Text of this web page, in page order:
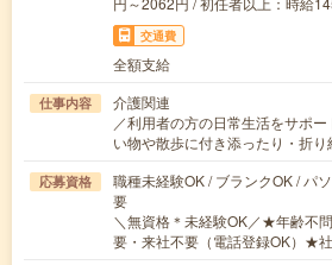
交通費
全額支給
仕事内容
介護関連
／利用者の方の日常生活をサポ
い物や散歩に付き添ったり・折
応募資格
職種未経験OK / ブランクOK / パ
要
＼無資格＊未経験OK／★年齢不
要・来社不要（電話登録OK）★